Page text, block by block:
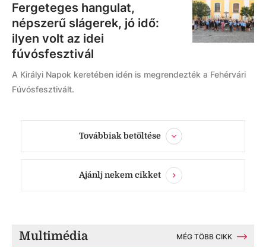
Fergeteges hangulat,
népszerű slágerek, jó idő:
ilyen volt az idei
fúvósfesztivál
A Királyi Napok keretében idén is megrendezték a Fehérvári
Fúvósfesztivált.
Továbbiak betöltése
Ajánlj nekem cikket
Multimédia MÉG TÖBB CIKK